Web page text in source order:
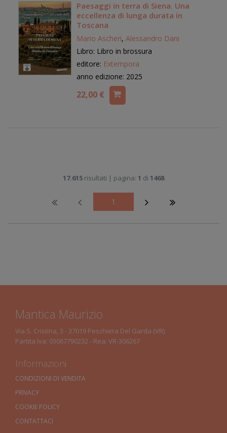
Paesaggi in terra di Siena. Una
eccellenza di lunga durata in
Toscana
Mario Ascheri, Alessandro Dani
Libro: Libro in brossura
editore: Extempora
anno edizione: 2025
22,00 €
17.615 risultati | pagina: 1 di 1468
1
Mantica Maurizio
Via S. Cristina, 3 - 37019 Peschiera Del Garda (VR)
Partita Iva: 03067790232 - Rea: VR-306267
Informazioni
CONDIZIONI DI VENDITA
PRIVACY
COOKIE POLICY
CONTATTACI